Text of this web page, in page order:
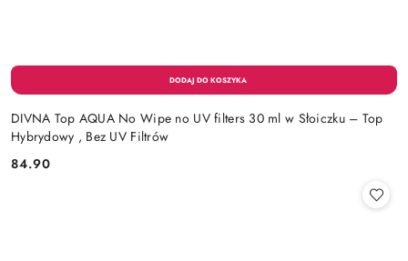
DIVNA Top AQUA No Wipe no UV filters 30 ml w Słoiczku – Top
Hybrydowy , Bez UV Filtrów
Cena:
84.90